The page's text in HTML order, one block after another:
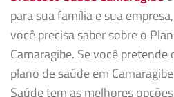
para sua família e sua
você precisa saber sobre o
Camaragibe. Se você
plano de saúde em
Saúde tem as melhores